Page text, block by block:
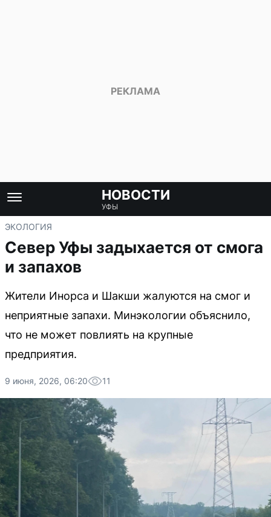
НОВОСТИ
УФЫ
ЭКОЛОГИЯ
Север Уфы задыхается от смога
и запахов
Жители Инорса и Шакши жалуются на смог и
неприятные запахи. Минэкологии объяснило,
что не может повлиять на крупные
предприятия.
9 июня, 2026, 06:20 11